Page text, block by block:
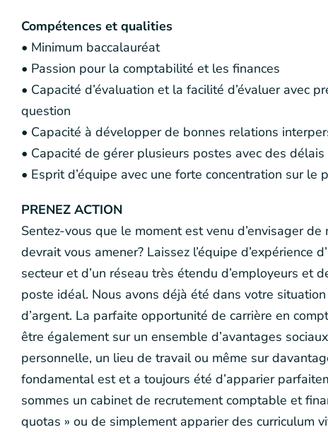
Compétences et qualities
• Minimum baccalauréat
• Passion pour la comptabilité et les finances
• Capacité d’évaluation et la facilité d’évaluer avec
question
• Capacité à développer de bonnes relations
• Capacité de gérer plusieurs postes avec des délais
• Esprit d’équipe avec une forte concentration sur le
PRENEZ ACTION
Sentez-vous que le moment est venu d’envisager
devrait vous amener? Laissez l’équipe d’expérience
secteur et d’un réseau très étendu d’employeurs et
poste idéal. Nous avons déjà été dans votre
d’argent. La parfaite opportunité de carrière en
être également sur un ensemble d’avantages
personnelle, un lieu de travail ou même sur
fondamental est et a toujours été d’apparier
sommes un cabinet de recrutement comptable et
quotas » ou de simplement apparier des curriculum